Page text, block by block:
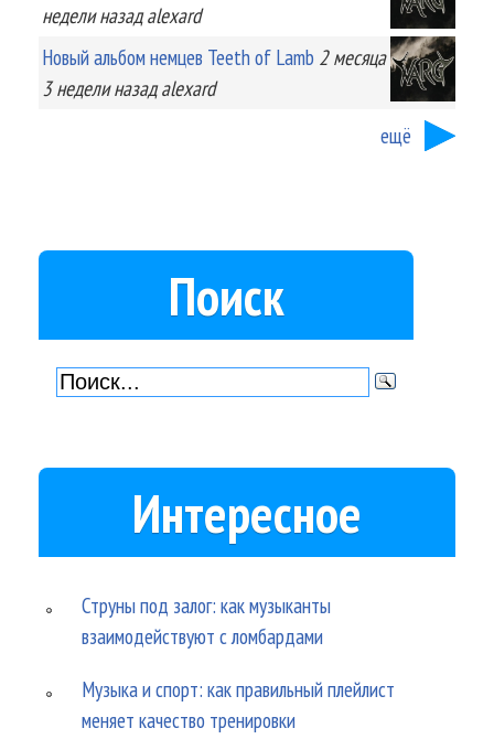
неделиназад alexard
Новый альбом немцев Teeth of Lamb 2 месяца
3 неделиназад alexard
ещё
Поиск
Интересное
Струны под залог: как музыканты
взаимодействуют с ломбардами
Музыка и спорт: как правильный плейлист
меняет качество тренировки